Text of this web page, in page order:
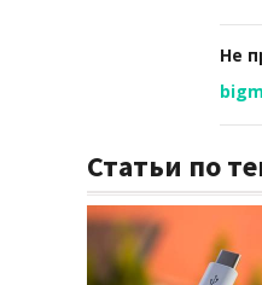
Не
Статьи по